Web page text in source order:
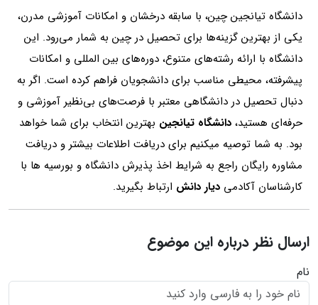
دانشگاه تیانجین چین، با سابقه درخشان و امکانات آموزشی مدرن،
یکی از بهترین گزینه‌ها برای تحصیل در چین به شمار می‌رود. این
دانشگاه با ارائه رشته‌های متنوع، دوره‌های بین‌ المللی و امکانات
پیشرفته، محیطی مناسب برای دانشجویان فراهم کرده است. اگر به
دنبال تحصیل در دانشگاهی معتبر با فرصت‌های بی‌نظیر آموزشی و
حرفه‌ای هستید، دانشگاه تیانجین بهترین انتخاب برای شما خواهد
بود. به شما توصیه میکنیم برای دریافت اطلاعات بیشتر و دریافت
مشاوره رایگان راجع به شرایط اخذ پذیرش دانشگاه و بورسیه ها با
کارشناسان آکادمی دیار دانش ارتباط بگیرید.
ارسال نظر درباره این موضوع
نام